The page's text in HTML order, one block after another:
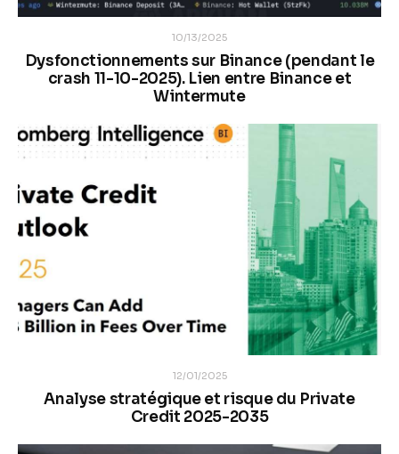
10/13/2025
Dysfonctionnements sur Binance (pendant le
crash 11-10-2025). Lien entre Binance et
Wintermute
12/01/2025
Analyse stratégique et risque du Private
Credit 2025-2035